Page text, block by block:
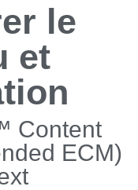
le
et
Content
ECM)​